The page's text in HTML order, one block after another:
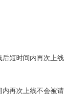
短时间内再次上
再次上线不会被请